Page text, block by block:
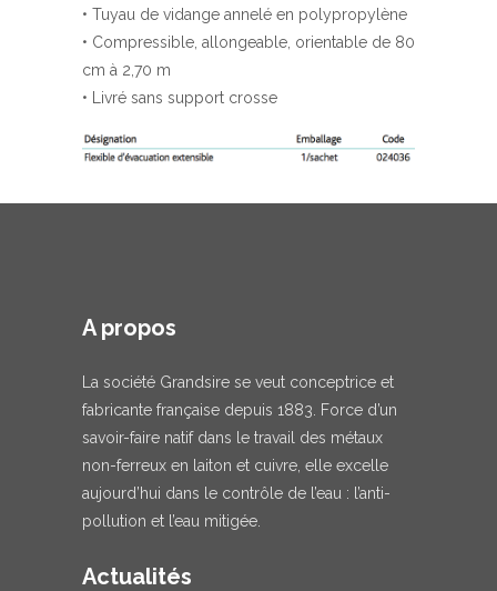
• Tuyau de vidange annelé en polypropylène
• Compressible, allongeable, orientable de 80
cm à 2,70 m
• Livré sans support crosse
A propos
La société Grandsire se veut conceptrice et
fabricante française depuis 1883. Force d’un
savoir-faire natif dans le travail des métaux
non-ferreux en laiton et cuivre, elle excelle
aujourd’hui dans le contrôle de l’eau : l’anti-
pollution et l’eau mitigée.
Actualités